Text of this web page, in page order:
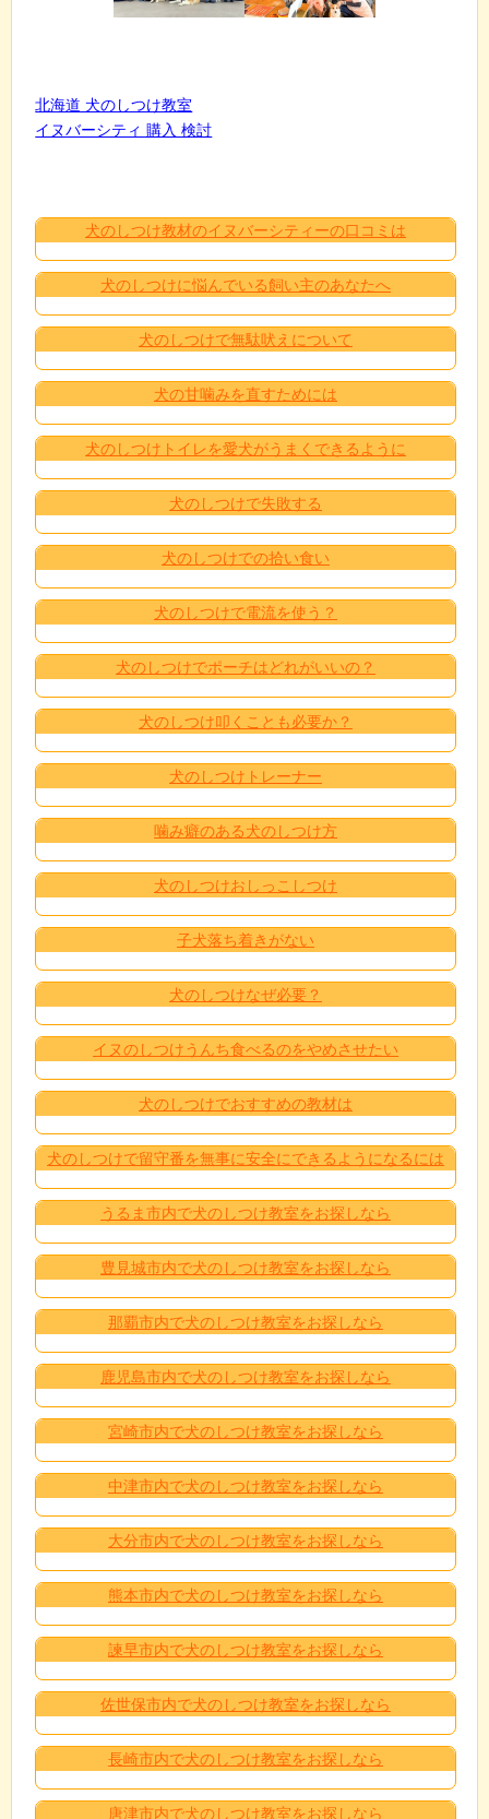
北海道 犬のしつけ教室
イヌバーシティ 購入 検討
犬のしつけ教材のイヌバーシティーの口コミは
犬のしつけに悩んでいる飼い主のあなたへ
犬のしつけで無駄吠えについて
犬の甘噛みを直すためには
犬のしつけトイレを愛犬がうまくできるように
犬のしつけで失敗する
犬のしつけでの拾い食い
犬のしつけで電流を使う？
犬のしつけでポーチはどれがいいの？
犬のしつけ叩くことも必要か？
犬のしつけトレーナー
噛み癖のある犬のしつけ方
犬のしつけおしっこしつけ
子犬落ち着きがない
犬のしつけなぜ必要？
イヌのしつけうんち食べるのをやめさせたい
犬のしつけでおすすめの教材は
犬のしつけで留守番を無事に安全にできるようになるには
うるま市内で犬のしつけ教室をお探しなら
豊見城市内で犬のしつけ教室をお探しなら
那覇市内で犬のしつけ教室をお探しなら
鹿児島市内で犬のしつけ教室をお探しなら
宮崎市内で犬のしつけ教室をお探しなら
中津市内で犬のしつけ教室をお探しなら
大分市内で犬のしつけ教室をお探しなら
熊本市内で犬のしつけ教室をお探しなら
諫早市内で犬のしつけ教室をお探しなら
佐世保市内で犬のしつけ教室をお探しなら
長崎市内で犬のしつけ教室をお探しなら
唐津市内で犬のしつけ教室をお探しなら